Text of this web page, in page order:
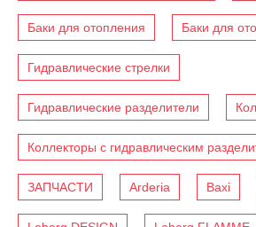
Баки для отопления Баки для
Гидравлические стрелки
Гидравлические разделители
Коллекторы с гидравлическим
ЗАПЧАСТИ Arderia Baxi